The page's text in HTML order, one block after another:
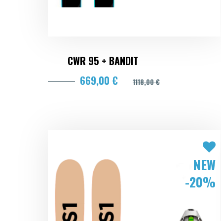
CWR 95 + BANDIT
669,00 €
1118,00 €
NEW
-20%